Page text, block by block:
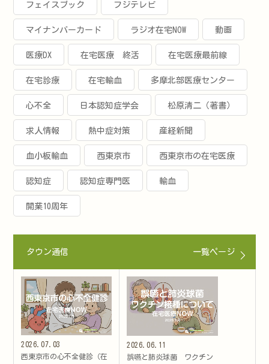
フェイスブック フジテレビ
マイナンバーカード ラジオ在宅NOW 動画
医療DX 在宅医療 終活 在宅医療最前線
在宅診療 在宅輸血 多摩北部医療センター
心不全 日本認知症学会 松原清二（著書）
求人情報 熱中症対策 産経新聞
血小板輸血 西東京市 西東京市の在宅医療
認知症 認知症専門医 輸血
開業10周年
タウン通信 一覧ページ
2026.07.03
西東京市の心不全健診（在
2026.06.11
誤嚥と肺炎球菌 ワクチン